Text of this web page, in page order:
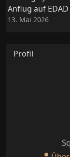
Anflug auf
13. Mai 2026
Profil